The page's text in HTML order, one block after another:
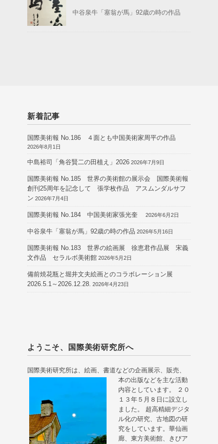
中谷泉牛「塞翁が馬」92歳の時の作品
新着記事
国際美術報 No.186 ４面とも中国美術家周平の作品
2026年8月1日
中島裕司「角谷賢二の田植え」2026 2026年7月9日
国際美術報 No.185 世界の美術館の展示会 国際美術報
創刊25周年を記念して 張学枚作品 アスムンダルサフ
ン 2026年7月4日
国際美術報 No.184 中国美術家張光奎 2026年6月2日
中谷泉牛「塞翁が馬」92歳の時の作品 2026年5月16日
国際美術報 No.183 世界の絵画展 徐恵君作品展 宋義
文作品 セラルボ美術館 2026年5月2日
備前焼花瓶と堀井文夫絵画とのコラボレーション展
2026.5.1～2026.12.28. 2026年4月23日
ようこそ、国際美術研究所へ
国際美術研究所は、絵画、書道などの企画展示、販売、
本の出版などを主な活動
内容としています。 ２０
１３年５月８日に設立し
ました。 超高精細デジタ
ル化の研究、古地図の研
究をしています。華仙画
廊、東方美術館、きびア